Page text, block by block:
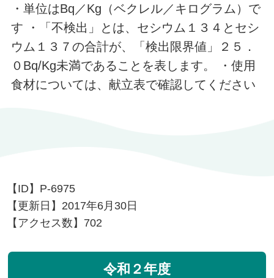
・単位はBq／Kg（ベクレル／キログラム）で
す ・「不検出」とは、セシウム１３４とセシ
ウム１３７の合計が、「検出限界値」２５．
０Bq/Kg未満であることを表します。 ・使用
食材については、献立表で確認してください
【ID】 P-6975
【更新日】 2017年6月30日
【アクセス数】 702
令和２年度